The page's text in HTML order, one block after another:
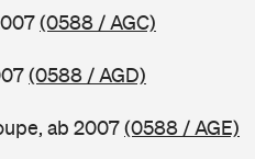
(0588 / AGC)
(0588 / AGD)
ab 2007(0588 / AGE)